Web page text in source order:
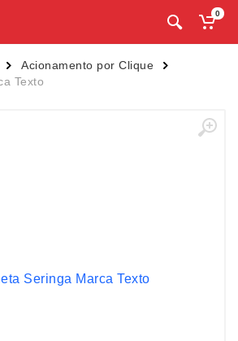
0
Acionamento por Clique
Texto